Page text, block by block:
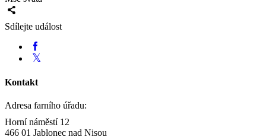
Sdílejte událost
Kontakt
Adresa farního úřadu:
Horní náměstí 12
466 01 Jablonec nad Nisou